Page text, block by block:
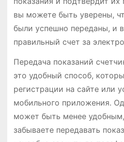
вы можете быть уверены,
были успешно переданы, и
правильный счет за
Передача показаний
это удобный способ,
регистрации на сайте или
мобильного приложения.
может быть менее
забываете передавать